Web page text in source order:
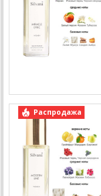
Распродажа